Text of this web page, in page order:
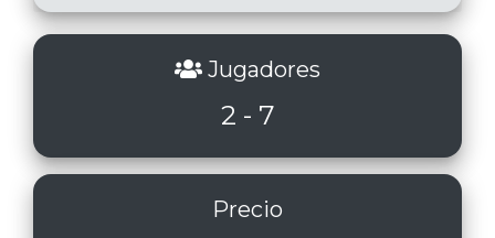
Jugadores
2 - 7
Precio